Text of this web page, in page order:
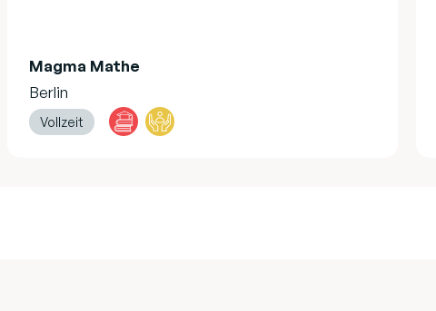
Magma Mathe
Berlin
Vollzeit